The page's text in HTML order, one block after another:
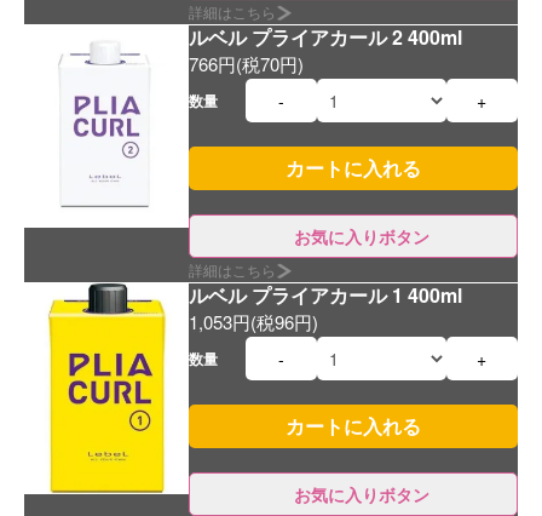
詳細はこちら
ルベル プライアカール 2 400ml
766円(税70円)
数量 - +
お気に入りボタン
詳細はこちら
ルベル プライアカール 1 400ml
1,053円(税96円)
数量 - +
お気に入りボタン